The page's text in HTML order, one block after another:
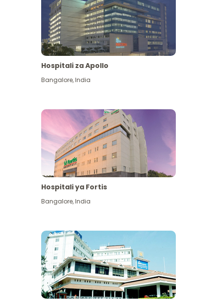
Hospitali za Apollo
Bangalore,India
Hospitali ya Fortis
Bangalore,India